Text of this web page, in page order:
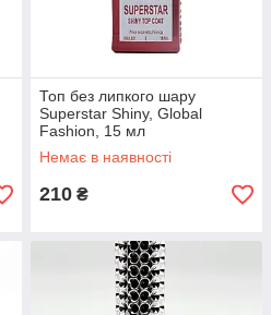
Топ без липкого шару
Superstar Shiny, Global
Fashion, 15 мл
Немає в наявності
210 ₴